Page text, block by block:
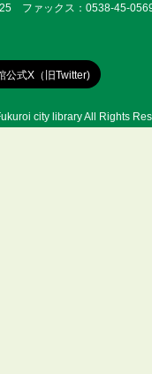
ファックス：0538-45-
公式X（旧Twitter)
city library All Rights